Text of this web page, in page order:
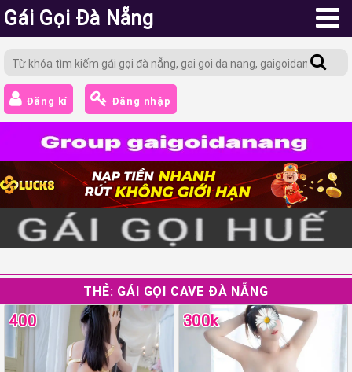
Gái Gọi Đà Nẵng
Đăng kí Đăng nhập
THẺ: GÁI GỌI CAVE ĐÀ NẴNG
400 300k